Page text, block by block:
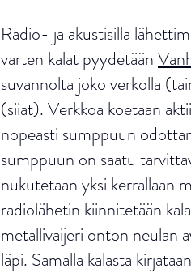
Radio- ja akustisilla
varten kalat pyydetään
suvannolta joko verkolla
(siiat).Verkkoa koetaan
nopeasti sumppuun
sumppuun on saatu
nukutetaan yksi kerrallaan
radiolähetin kiinnitetään
metallivaijeri onton neulan
läpi. Samalla kalasta